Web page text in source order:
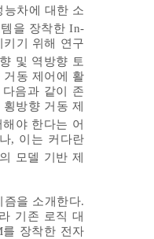
차에 대한 소
을 장착한 In-
기 위해 연구
및 역방향 토
동 제어에 활
음과 같이 존
방향 거동 제
야 한다는 어
, 이는 커다란
모델 기반 제
을 소개한다.
기존 로직 대
장착한 전자